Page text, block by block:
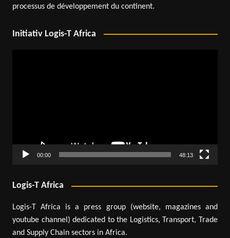
processus de développement du continent.
Initiativ Logis-T Africa
00:00 48:13
Logis-T Africa
Logis-T Africa is a press group (website, magazines and
youtube channel) dedicated to the Logistics, Transport, Trade
and Supply Chain sectors in Africa.